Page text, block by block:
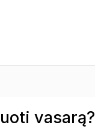
vasarą?